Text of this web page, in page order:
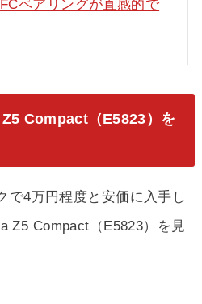
ペアリングが直感的で
Compact（E5823）を
で4万円程度と安価に入手し
Z5 Compact（E5823）を見